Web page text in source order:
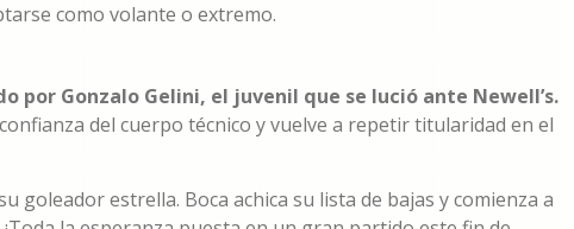
como volante o extremo.
por Gonzalo Gelini, el juvenil que se lució ante Newell’s.
del cuerpo técnico y vuelve a repetir titularidad en el
goleador estrella. Boca achica su lista de bajas y comienza a